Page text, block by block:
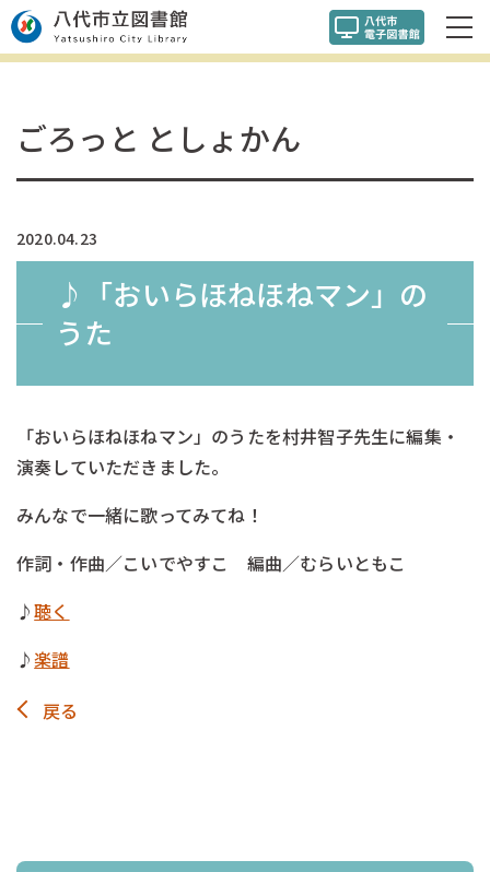
ごろっと としょかん
2020.04.23
♪「おいらほねほねマン」の
うた
「おいらほねほねマン」のうたを村井智子先生に編集・
演奏していただきました。
みんなで一緒に歌ってみてね！
作詞・作曲／こいでやすこ 編曲／むらいともこ
♪聴く
♪楽譜
戻る